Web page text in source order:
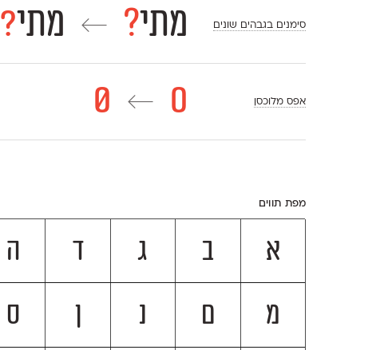
סימנים בגבהים שונים מתי?
← מתי?
אפס מלוכסן 0
←
0
מפת תווים
א ב ג ד ה
מ
ם נ ן ס